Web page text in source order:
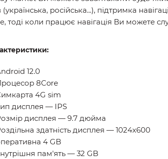
російська...), підтримка
тоді коли працює навігація Ви можете
12.0
8Core
4G sim
дисплея — IPS
дисплея — 9.7 дюйма
здатність дисплея — 1024х600
4 GB
пам'ять — 32 GB